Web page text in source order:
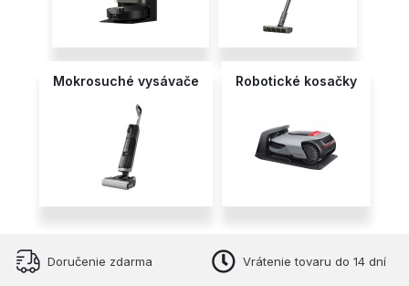
Mokrosuché vysávače Robotické kosačky
Doručenie zdarma Vrátenie tovaru do 14 dní